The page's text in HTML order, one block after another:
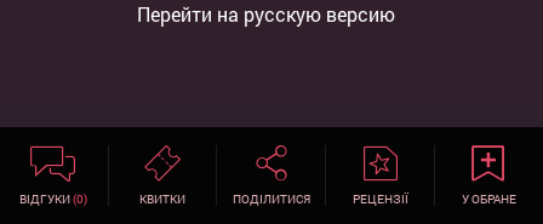
Перейти на русскую версию
ВІДГУКИ(0) КВИТКИ ПОДІЛИТИСЯ РЕЦЕНЗІЇ У ОБРАНЕ